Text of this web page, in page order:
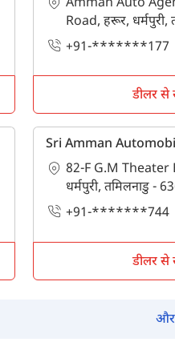
Road, हरूर,
+91-*******177
डीलर से
Sri Amman
82-F G.M Theater
धर्मपुरी, तमिलनाडु -
+91-*******744
डीलर से
अपना पूरा नाम दर्ज करें*
मोबाइल नंबर दर्ज करें*
ओटीपी दर्ज करें
पिन कोड दर्ज करें*
Also interested in other loans
By registering here, I agree to
I authorize TVS